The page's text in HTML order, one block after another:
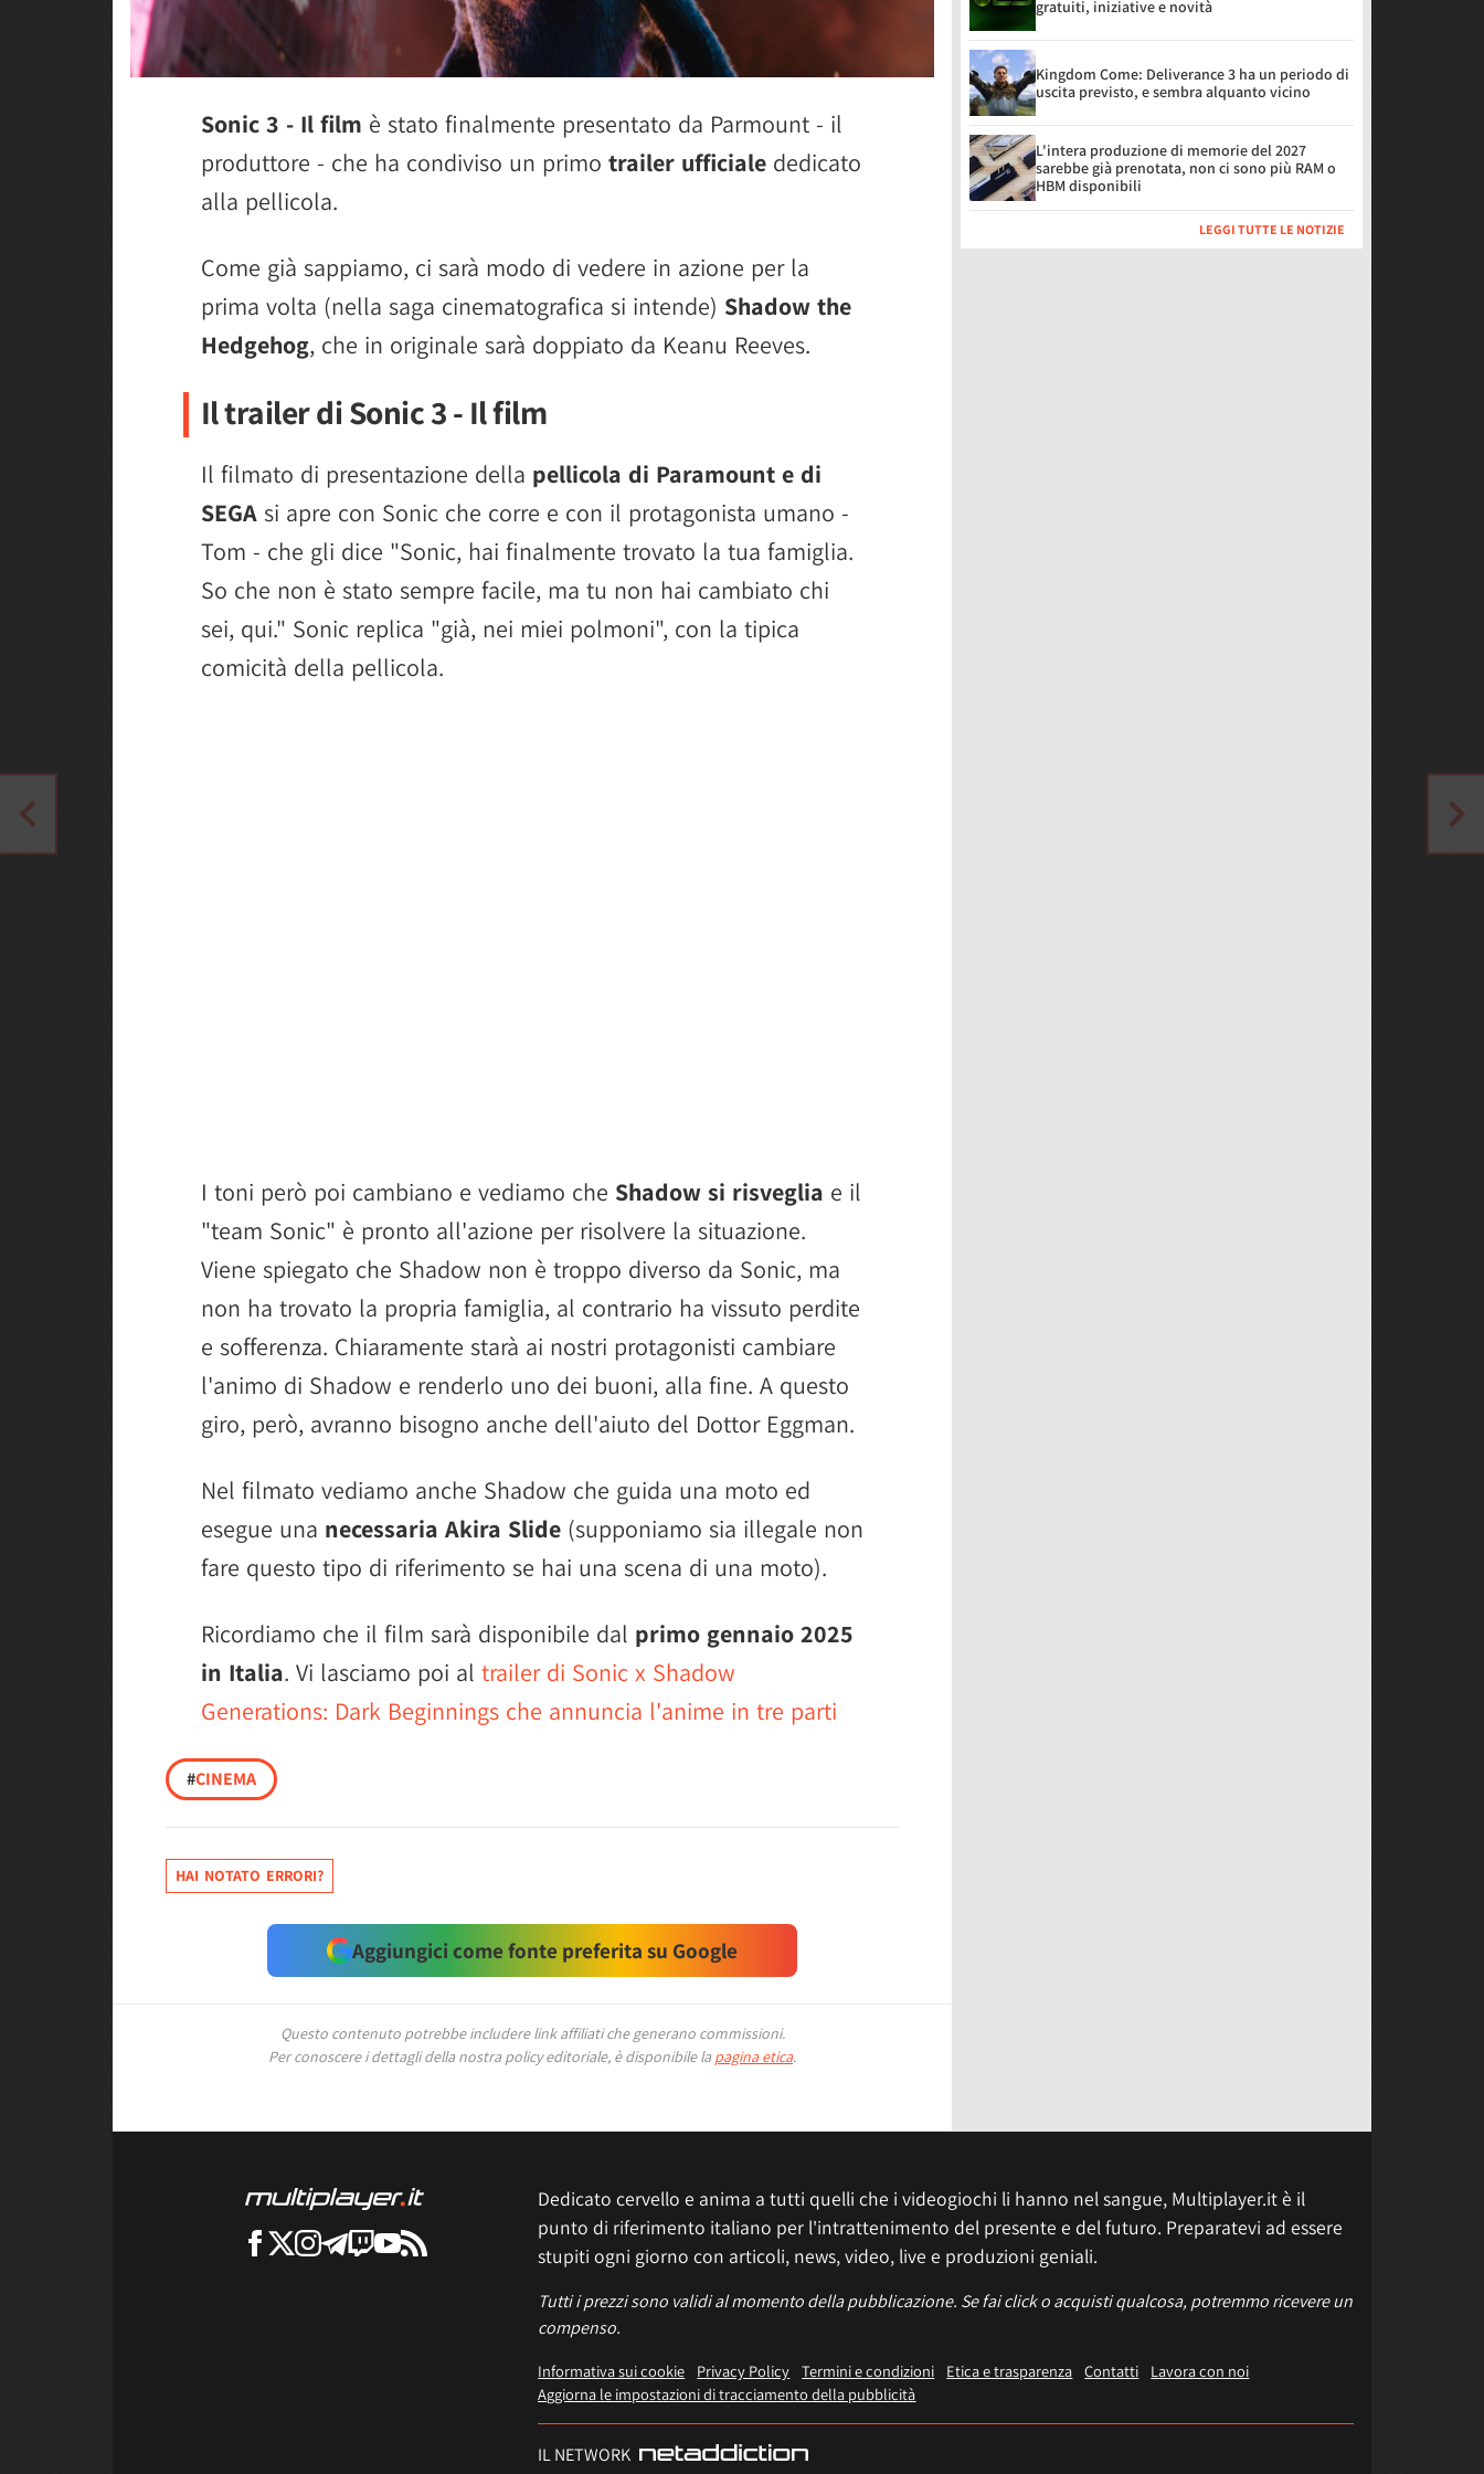
Sonic 3 - Il film è stato finalmente presentato da Parmount - il
produttore - che ha condiviso un primo trailer ufficiale dedicato
alla pellicola.
Come già sappiamo, ci sarà modo di vedere in azione per la
prima volta (nella saga cinematografica si intende) Shadow the
Hedgehog, che in originale sarà doppiato da Keanu Reeves.
Il trailer di Sonic 3 - Il film
Il filmato di presentazione della pellicola di Paramount e di
SEGA si apre con Sonic che corre e con il protagonista umano -
Tom - che gli dice "Sonic, hai finalmente trovato la tua famiglia.
So che non è stato sempre facile, ma tu non hai cambiato chi
sei, qui." Sonic replica "già, nei miei polmoni", con la tipica
comicità della pellicola.
I toni però poi cambiano e vediamo che Shadow si risveglia e il
"team Sonic" è pronto all'azione per risolvere la situazione.
Viene spiegato che Shadow non è troppo diverso da Sonic, ma
non ha trovato la propria famiglia, al contrario ha vissuto perdite
e sofferenza. Chiaramente starà ai nostri protagonisti cambiare
l'animo di Shadow e renderlo uno dei buoni, alla fine. A questo
giro, però, avranno bisogno anche dell'aiuto del Dottor Eggman.
Nel filmato vediamo anche Shadow che guida una moto ed
esegue una necessaria Akira Slide (supponiamo sia illegale non
fare questo tipo di riferimento se hai una scena di una moto).
Ricordiamo che il film sarà disponibile dal primo gennaio 2025
in Italia. Vi lasciamo poi al trailer di Sonic x Shadow
Generations: Dark Beginnings che annuncia l'anime in tre parti
#CINEMA
HAI NOTATO ERRORI?
Aggiungici come fonte preferita su Google
Questo contenuto potrebbe includere link affiliati che generano commissioni.
Per conoscere i dettagli della nostra policy editoriale, è disponibile la pagina etica.
gratuiti, iniziative e novità
Kingdom Come: Deliverance 3 ha un periodo di
uscita previsto, e sembra alquanto vicino
L'intera produzione di memorie del 2027
sarebbe già prenotata, non ci sono più RAM o
HBM disponibili
LEGGI TUTTE LE NOTIZIE
Dedicato cervello e anima a tutti quelli che i videogiochi li hanno nel sangue, Multiplayer.it è il
punto di riferimento italiano per l'intrattenimento del presente e del futuro. Preparatevi ad essere
stupiti ogni giorno con articoli, news, video, live e produzioni geniali.
Tutti i prezzi sono validi al momento della pubblicazione. Se fai click o acquisti qualcosa, potremmo ricevere un
compenso.
Informativa sui cookie Privacy Policy Termini e condizioni Etica e trasparenza Contatti
Lavora con noi
Aggiorna le impostazioni di tracciamento della pubblicità
IL NETWORK